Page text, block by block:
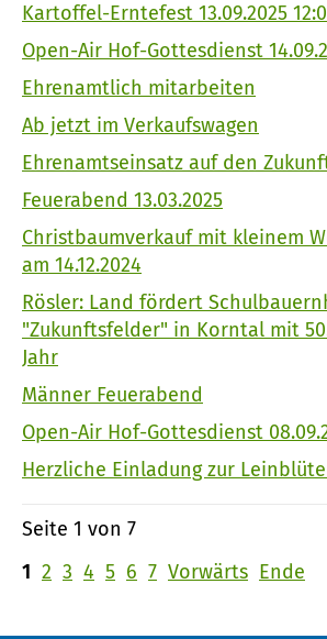
Kartoffel-Erntefest 13.09.2025
Open-Air Hof-Gottesdienst
Ehrenamtlich mitarbeiten
Ab jetzt im Verkaufswagen
Ehrenamtseinsatz auf den
Feuerabend 13.03.2025
Christbaumverkauf mit kleinem
am 14.12.2024
Rösler: Land fördert
"Zukunftsfelder" in Korntal mit
Jahr
Männer Feuerabend
Open-Air Hof-Gottesdienst
Herzliche Einladung zur
Seite 1 von 7
1 2 3 4 5 6 7 Vorwärts Ende